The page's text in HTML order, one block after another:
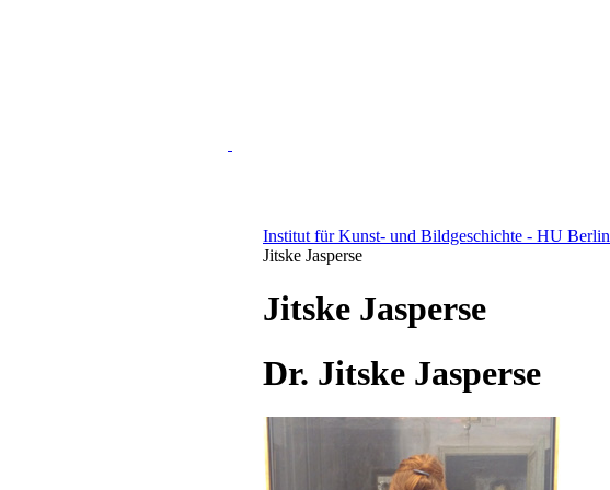
Institut für Kunst- und Bildgeschichte - HU Berlin
Jitske Jasperse
Jitske Jasperse
Dr. Jitske Jasperse